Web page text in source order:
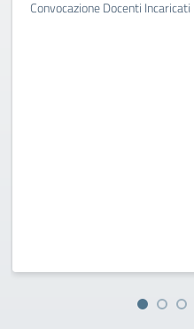
Convocazione Docenti